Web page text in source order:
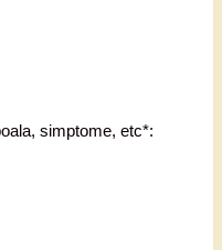
simptome, etc*: